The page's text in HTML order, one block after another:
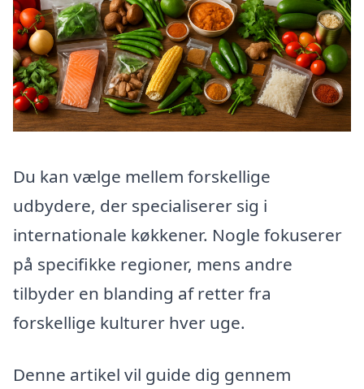
Du kan vælge mellem forskellige
udbydere, der specialiserer sig i
internationale køkkener. Nogle fokuserer
på specifikke regioner, mens andre
tilbyder en blanding af retter fra
forskellige kulturer hver uge.
Denne artikel vil guide dig gennem